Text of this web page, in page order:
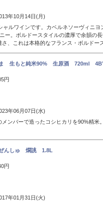
年10月14日(月)
ルワインです。カベルネソーヴィニ
ー。ボルドースタイルの濃厚で余韻の
、これは本格的なフランス・ボルドー
ま 生もと純米90% 生原酒 720ml
円
年06月07日(水)
ンバーで造ったコシヒカリを90%精米
ぜんしゅ 燗誂 1.8L
円
年01月31日(火)